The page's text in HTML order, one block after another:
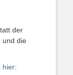
der
und die
hier: